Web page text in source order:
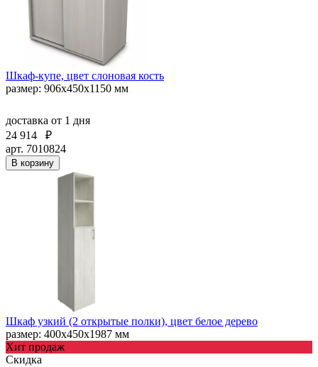
Шкаф-купе, цвет слоновая кость
размер: 906х450х1150 мм
доставка от 1 дня
24 914
₽
арт. 7010824
В корзину
Шкаф узкий (2 открытые полки), цвет белое дерево
размер: 400х450х1987 мм
Хит продаж
Скидка